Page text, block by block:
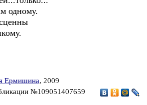
одному.
Ермишина, 2009
№109051407659